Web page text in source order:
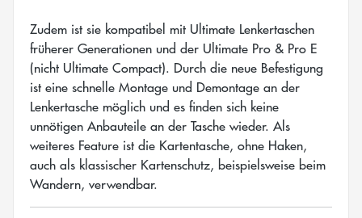
Zudem ist sie kompatibel mit Ultimate Lenkertaschen
früherer Generationen und der Ultimate Pro & Pro E
(nicht Ultimate Compact). Durch die neue Befestigung
ist eine schnelle Montage und Demontage an der
Lenkertasche möglich und es finden sich keine
unnötigen Anbauteile an der Tasche wieder. Als
weiteres Feature ist die Kartentasche, ohne Haken,
auch als klassischer Kartenschutz, beispielsweise beim
Wandern, verwendbar.